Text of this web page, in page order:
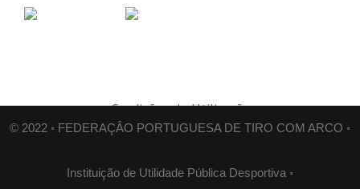
Condições de Utilização
© 2022 ◦ FEDERAÇÂO PORTUGUESA DE TIRO COM ARCO ◦
Instituição de Utilidade Pública Desportiva ◦